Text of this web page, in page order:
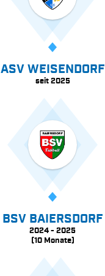
ASV WEISENDORF
seit 2025
BSV BAIERSDORF
2024 - 2025
(10 Monate)